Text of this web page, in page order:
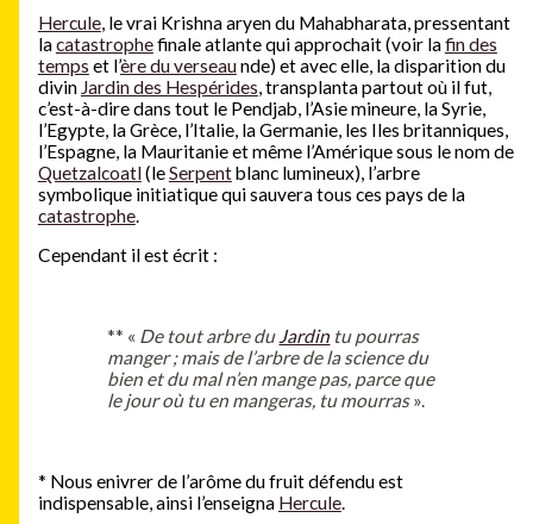
Hercule, le vrai Krishna aryen du Mahabharata, pressentant
lacatastrophefinale atlante qui approchait (voir lafin des
temps et l’ère du verseaunde) et avec elle, la disparition du
divin Jardin des Hespérides, transplanta partout où il fut,
c’est-à-dire dans tout le Pendjab, l’Asie mineure, la Syrie,
l’Egypte, la Grèce, l’Italie, la Germanie, les Iles britanniques,
l’Espagne, la Mauritanie et même l’Amérique sous le nom de
Quetzalcoatl(leSerpentblanc lumineux), l’arbre
symbolique initiatique qui sauvera tous ces pays de la
catastrophe.
Cependant il est écrit :
** « De tout arbre duJardin tu pourras
manger ; mais de l’arbre de la science du
bien et du mal n’en mange pas, parce que
le jour où tu en mangeras, tu mourras».
* Nous enivrer de l’arôme du fruit défendu est
indispensable, ainsi l’enseigna Hercule.